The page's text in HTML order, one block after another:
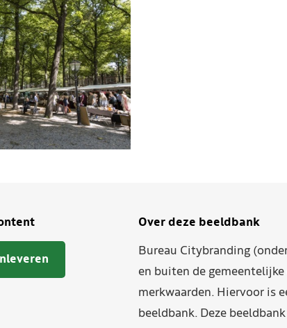
Over deze beeldbank
Bureau Citybranding
en buiten de
merkwaarden. Hiervoor is
beeldbank. Deze